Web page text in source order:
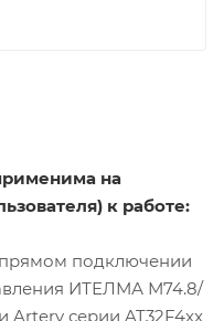
на
к работе:
подключении
ИТЕЛМА М74.8/
Artery серии AT32F4xx